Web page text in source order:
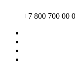
+7 800 700 00